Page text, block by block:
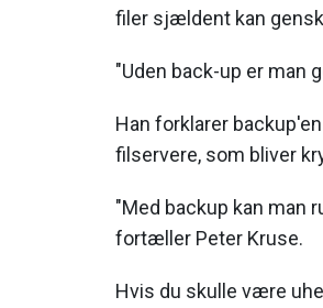
filer sjældent kan
"Uden back-up er man
Han forklarer
filservere, som bliver
"Med backup kan man
fortæller Peter Kruse.
Hvis du skulle være